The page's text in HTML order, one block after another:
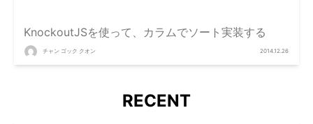
KnockoutJSを使って、カラムでソート実装する
チャン ゴック クオン 2014.12.26
RECENT